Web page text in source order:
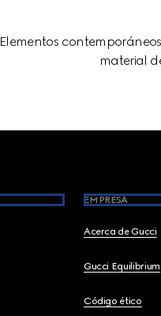
Elementos
material
EMPRESA
Acerca de Gucci
Gucci Equilibrium
Código ético